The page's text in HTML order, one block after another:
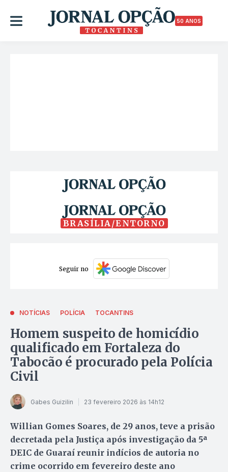
50 ANOS
BRASÍLIA/ENTORNO
Seguir no
NOTÍCIAS POLÍCIA TOCANTINS
Homem suspeito de homicídio
qualificado em Fortaleza do
Tabocão é procurado pela Polícia
Civil
Gabes Guizilin 23 fevereiro 2026 às 14h12
Willian Gomes Soares, de 29 anos, teve a prisão
decretada pela Justiça após investigação da 5ª
DEIC de Guaraí reunir indícios de autoria no
crime ocorrido em fevereiro deste ano